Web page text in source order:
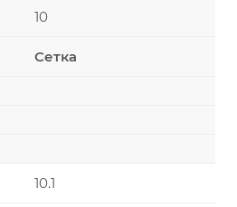
10
Сетка
10.1